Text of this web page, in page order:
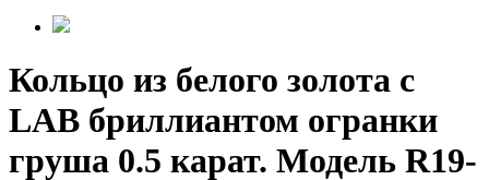
Кольцо из белого золота с
LAB бриллиантом огранки
груша 0.5 карат. Модель R19-